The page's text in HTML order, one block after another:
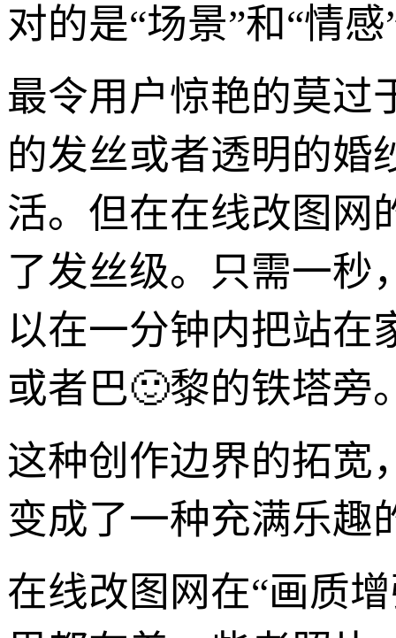
对的是“场景”和“情感
最令用户惊艳的莫过
的发丝或者透明的婚
活。但在在线改图网
了发丝级。只需一秒
以在一分钟内把站在
或者巴🙂黎的铁塔旁
这种创作边界的拓宽
变成了一种充满乐趣
在线改图网在“画质